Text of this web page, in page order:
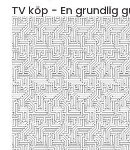
TV köp - En grundlig